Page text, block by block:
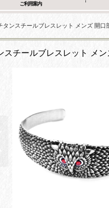
ご利用案内
ンスチールブレスレット メンズ 開
チールブレスレット メ